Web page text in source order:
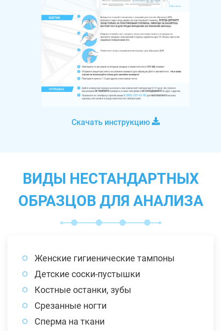
Скачать инструкцию
ВИДЫ НЕСТАНДАРТНЫХ
ОБРАЗЦОВ ДЛЯ АНАЛИЗА
Женские гигиенические тампоны
Детские соски-пустышки
Костные останки, зубы
Срезанные ногти
Сперма на ткани